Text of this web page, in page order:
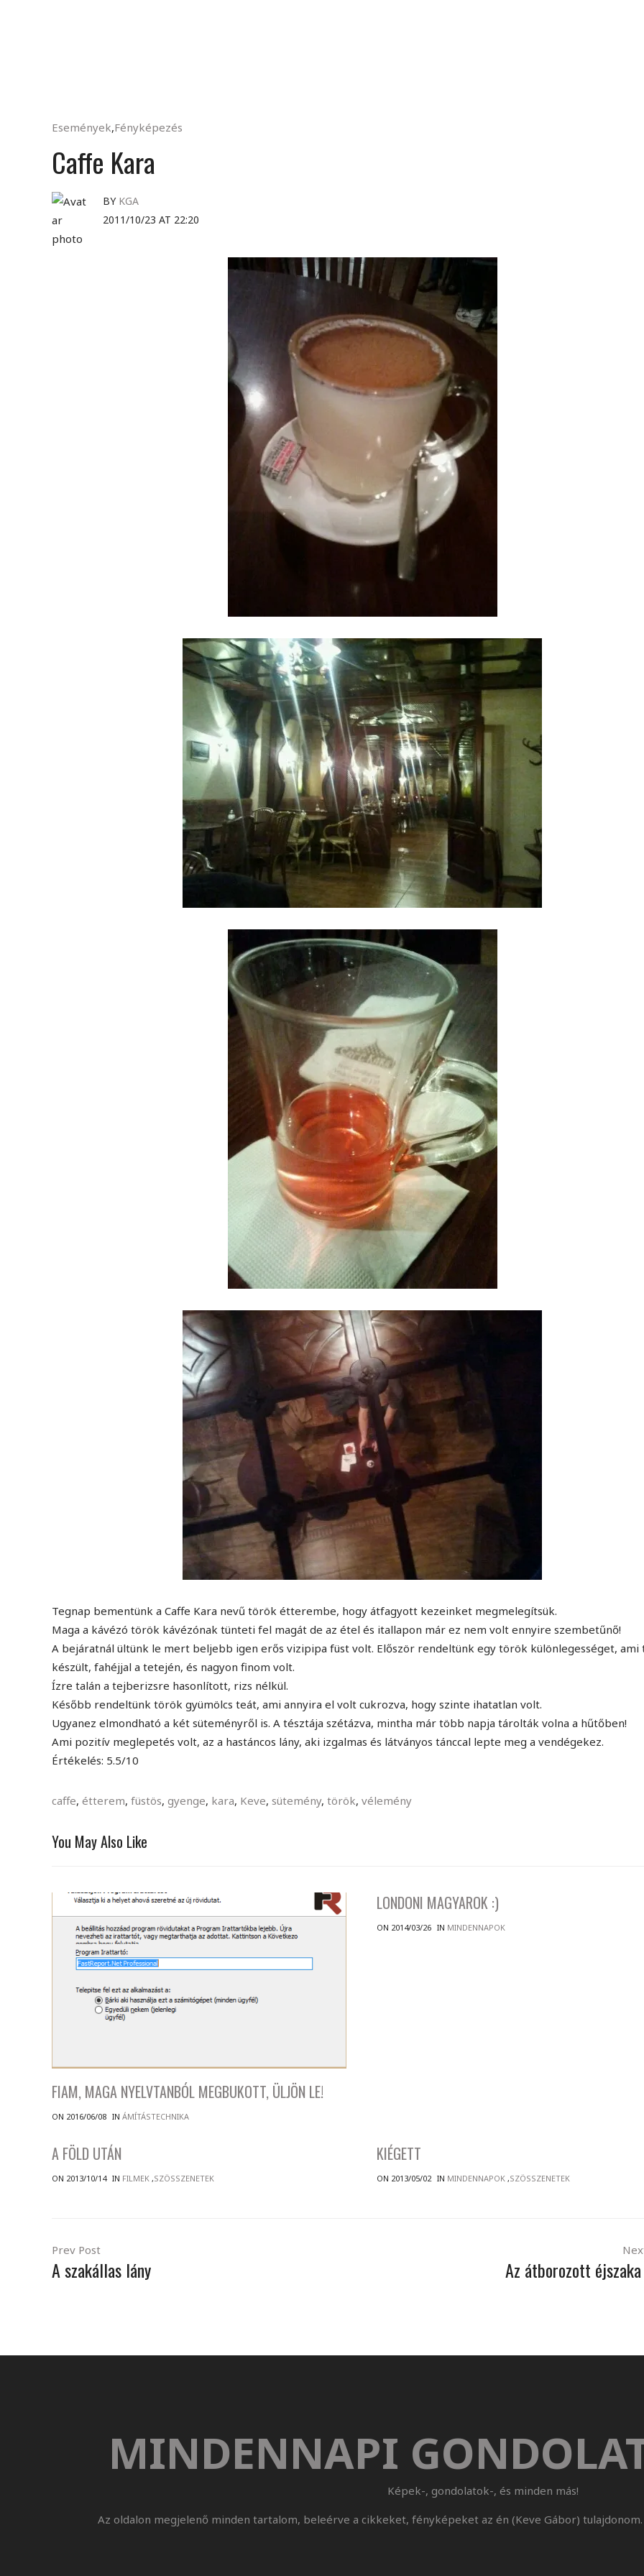
Események,Fényképezés
Caffe Kara
BY KGA
2011/10/23 AT 22:20
Tegnap bementünk a Caffe Kara nevű török étterembe, hogy átfagyott kezeinket megmelegítsük.
Maga a kávézó török kávézónak tünteti fel magát de az étel és itallapon már ez nem volt ennyire szembetűnő!
A bejáratnál ültünk le mert beljebb igen erős vizipipa füst volt. Először rendeltünk egy török különlegességet, ami
készült, fahéjjal a tetején, és nagyon finom volt.
Ízre talán a tejberizsre hasonlított, rizs nélkül.
Később rendeltünk török gyümölcs teát, ami annyira el volt cukrozva, hogy szinte ihatatlan volt.
Ugyanez elmondható a két süteményről is. A tésztája szétázva, mintha már több napja tárolták volna a hűtőben!
Ami pozitív meglepetés volt, az a hastáncos lány, aki izgalmas és látványos tánccal lepte meg a vendégekez.
Értékelés: 5.5/10
caffe, étterem, füstös, gyenge, kara, Keve, sütemény, török, vélemény
You May Also Like
FIAM, MAGA NYELVTANBÓL MEGBUKOTT, ÜLJÖN LE!
ON 2016/06/08 IN ÁMÍTÁSTECHNIKA
LONDONI MAGYAROK :)
ON 2014/03/26 IN MINDENNAPOK
A FÖLD UTÁN
ON 2013/10/14 IN FILMEK ,SZÖSSZENETEK
KIÉGETT
ON 2013/05/02 IN MINDENNAPOK ,SZÖSSZENETEK
Prev Post
A szakállas lány Az átborozott
MINDENNAPI
Képek-, gondolatok-, és minden más!
Az oldalon megjelenő minden tartalom, beleérve a cikkeket, fényképeket az én (Keve Gábor)